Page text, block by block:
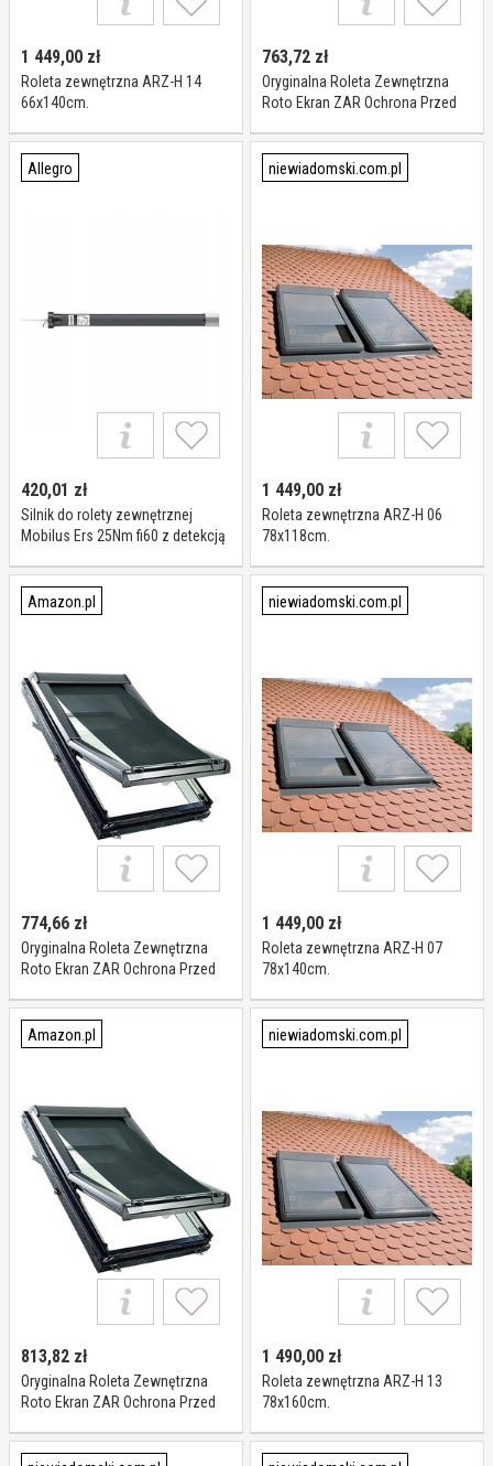
1 449,00 zł
Roleta zewnętrzna ARZ-H 14
66x140cm.
763,72 zł
Oryginalna Roleta Zewnętrzna
Roto Ekran ZAR Ochrona Przed
Otwartym Oknem Regulowana
Długość Do Okien Roto serii
Designo R6/R8 o Wymiarach
Allegro
420,01 zł
Silnik do rolety zewnętrznej
Mobilus Ers 25Nm fi60 z detekcją
niewiadomski.com.pl
1 449,00 zł
Roleta zewnętrzna ARZ-H 06
78x118cm.
Amazon.pl
774,66 zł
Oryginalna Roleta Zewnętrzna
Roto Ekran ZAR Ochrona Przed
Otwartym Oknem Regulowana
Długość Do Okien Roto serii
Designo R4/R7 o Wymiarach
niewiadomski.com.pl
1 449,00 zł
Roleta zewnętrzna ARZ-H 07
78x140cm.
Amazon.pl
813,82 zł
Oryginalna Roleta Zewnętrzna
Roto Ekran ZAR Ochrona Przed
Otwartym Oknem Regulowana
niewiadomski.com.pl
1 490,00 zł
Roleta zewnętrzna ARZ-H 13
78x160cm.